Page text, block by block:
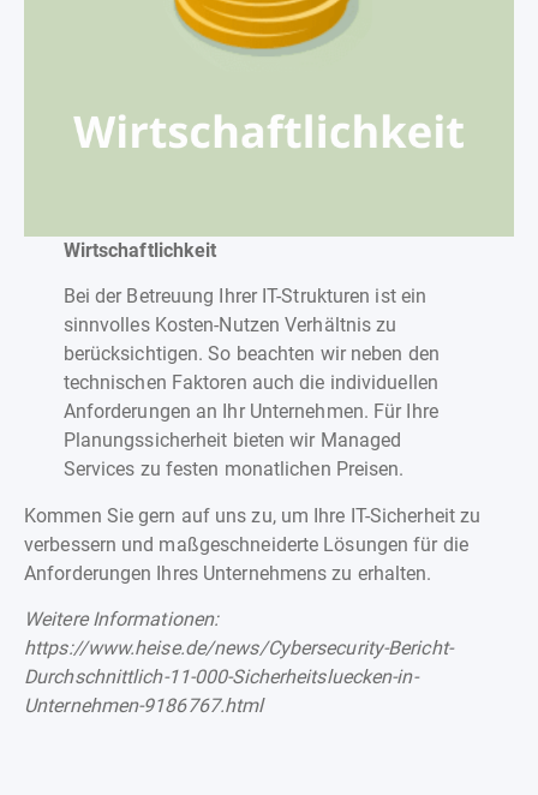
Wirtschaftlichkeit
Bei der Betreuung Ihrer IT-Strukturen ist ein
sinnvolles Kosten-Nutzen Verhältnis zu
berücksichtigen. So beachten wir neben den
technischen Faktoren auch die individuellen
Anforderungen an Ihr Unternehmen. Für Ihre
Planungssicherheit bieten wir Managed
Services zu festen monatlichen Preisen.
Kommen Sie gern auf uns zu, um Ihre IT-Sicherheit zu
verbessern und maßgeschneiderte Lösungen für die
Anforderungen Ihres Unternehmens zu erhalten.
Weitere Informationen:
https://www.heise.de/news/Cybersecurity-Bericht-
Durchschnittlich-11-000-Sicherheitsluecken-in-
Unternehmen-9186767.html